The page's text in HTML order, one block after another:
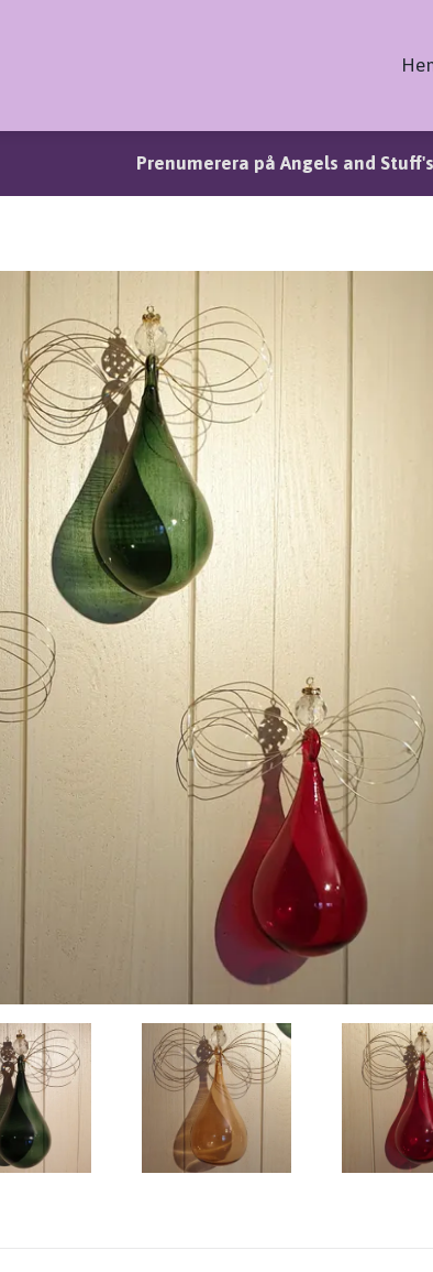
Prenumerera på Angels and